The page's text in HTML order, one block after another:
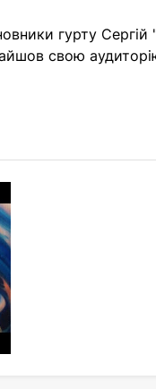
гурту Сергій
свою